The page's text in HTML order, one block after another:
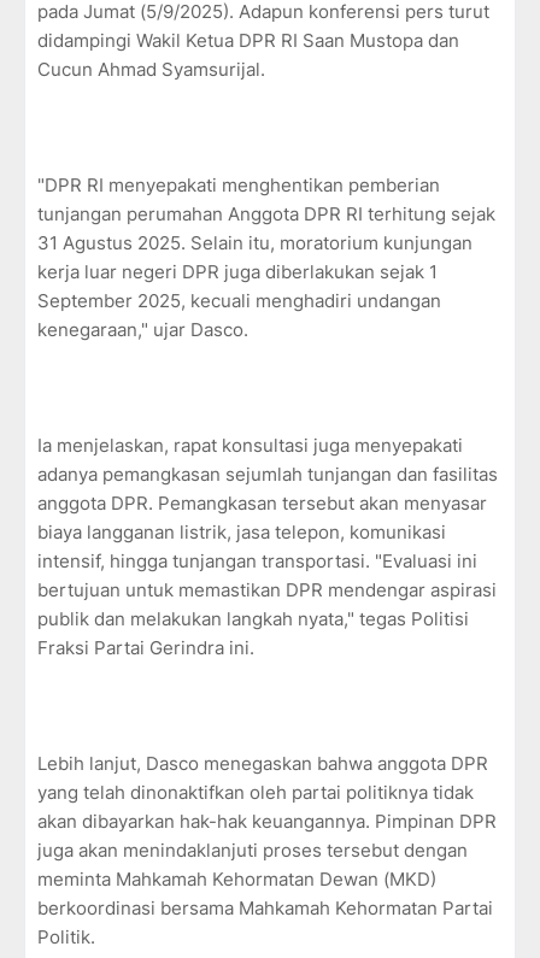
pada Jumat (5/9/2025). Adapun konferensi pers turut
didampingi Wakil Ketua DPR RI Saan Mustopa dan
Cucun Ahmad Syamsurijal.
"DPR RI menyepakati menghentikan pemberian
tunjangan perumahan Anggota DPR RI terhitung sejak
31 Agustus 2025. Selain itu, moratorium kunjungan
kerja luar negeri DPR juga diberlakukan sejak 1
September 2025, kecuali menghadiri undangan
kenegaraan," ujar Dasco.
Ia menjelaskan, rapat konsultasi juga menyepakati
adanya pemangkasan sejumlah tunjangan dan fasilitas
anggota DPR. Pemangkasan tersebut akan menyasar
biaya langganan listrik, jasa telepon, komunikasi
intensif, hingga tunjangan transportasi. "Evaluasi ini
bertujuan untuk memastikan DPR mendengar aspirasi
publik dan melakukan langkah nyata," tegas Politisi
Fraksi Partai Gerindra ini.
Lebih lanjut, Dasco menegaskan bahwa anggota DPR
yang telah dinonaktifkan oleh partai politiknya tidak
akan dibayarkan hak-hak keuangannya. Pimpinan DPR
juga akan menindaklanjuti proses tersebut dengan
meminta Mahkamah Kehormatan Dewan (MKD)
berkoordinasi bersama Mahkamah Kehormatan Partai
Politik.